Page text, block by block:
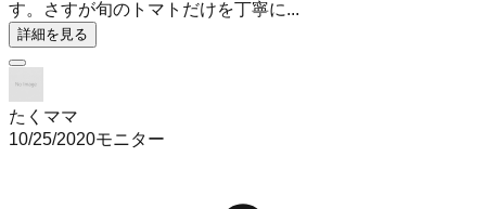
す。さすが旬のトマトだけを丁寧に...
詳細を見る
たくママ
10/25/2020モニター